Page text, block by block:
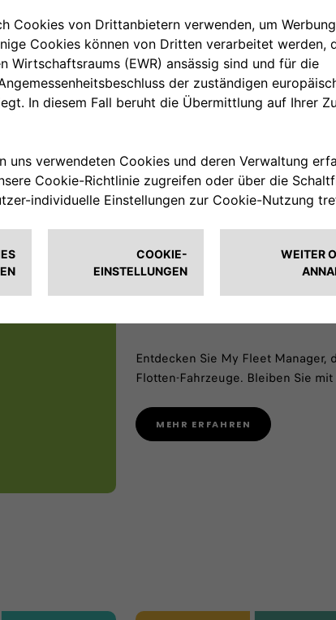
Entdecken Sie My Fleet
Flotten-Fahrzeuge. Bleiben Sie
MEHR ERFAHREN